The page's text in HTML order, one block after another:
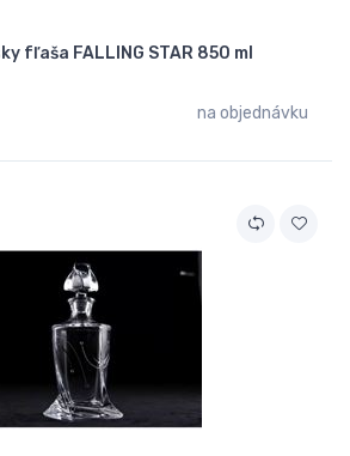
fľaša FALLING STAR 850 ml
na objednávku